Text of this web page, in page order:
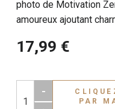
photo de Motivation
amoureux ajoutant
17,99 €
-
CLIQUEZ ICI
PAR